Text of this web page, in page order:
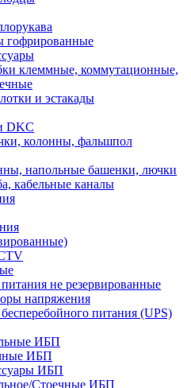
гофрированные
клеммные, коммутационные,
и эстакады
DKC
колонны, фальшпол
напольные башенки, лючки
кабельные каналы
не резервированные
напряжения
питания (UPS)
ИБП
ИБП
ИБП
Стоечные ИБП